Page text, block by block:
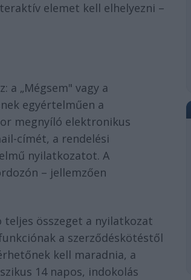
elemet kell elhelyezni –
„Mégsem" vagy a
egyértelműen a
megnyíló elektronikus
címét, a rendelési
nyilatkozatot. A
– jellemzően
teljes összeget a nyilatkozat
a szerződéskötéstől
kell maradnia, a
14 napos, indokolás